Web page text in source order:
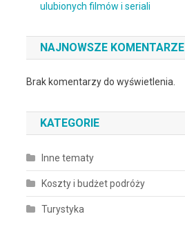
ulubionych filmów i seriali
NAJNOWSZE KOMENTARZE
Brak komentarzy do wyświetlenia.
KATEGORIE
Inne tematy
Koszty i budżet podróży
Turystyka